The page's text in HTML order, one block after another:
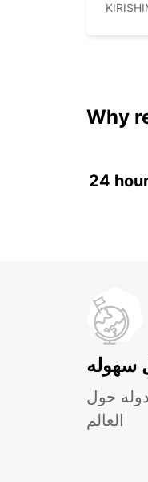
Why
24
سهوله
دوله حول
العالم